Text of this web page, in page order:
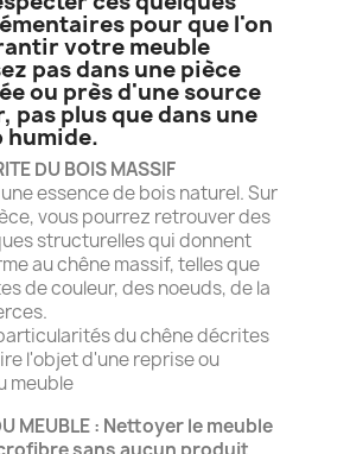
pour que l'on
votre meuble
pas dans une pièce
ou près d'une source
pas plus que dans une
humide.
DU BOIS MASSIF
essence de bois naturel. Sur
vous pourrez retrouver des
structurelles qui donnent
au chêne massif, telles que
de couleur, des noeuds, de la
du chêne décrites
l'objet d'une reprise ou
meuble
MEUBLE : Nettoyer le meuble